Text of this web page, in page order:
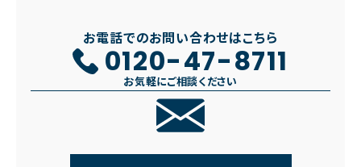
お電話でのお問い合わせはこちら
0120-47-8711
お気軽にご相談ください